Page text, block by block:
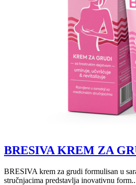
BRESIVA KREM ZA
BRESIVA krem za grudi formulisan u
stručnjacima predstavlja inovativnu